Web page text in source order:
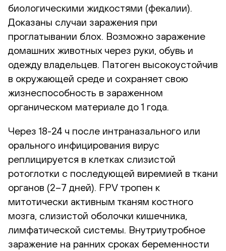
биологическими жидкостями (фекалии).
Доказаны случаи заражения при
проглатывании блох. Возможно заражение
домашних животных через руки, обувь и
одежду владельцев. Патоген высокоустойчив
в окружающей среде и сохраняет свою
жизнеспособность в зараженном
органическом материале до 1 года.
Через 18-24 ч после интраназального или
орального инфицирования вирус
реплицируется в клетках слизистой
ротоглотки с последующей виремией в ткани
органов (2–7 дней). FPV тропен к
митотически активным тканям костного
мозга, слизистой оболочки кишечника,
лимфатической системы. Внутриутробное
заражение на ранних сроках беременности